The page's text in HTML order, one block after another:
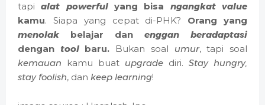
tapialat powerfulyang bisa ngangkat value
kamu. Siapa yang cepat di-PHK? Orang yang
menolak belajar dan enggan
beradaptasi
dengan toolbaru. Bukan soal umur, tapi soal
kemauan kamu buat upgrade diri. Stay hungry,
stay foolish, dan keep learning!